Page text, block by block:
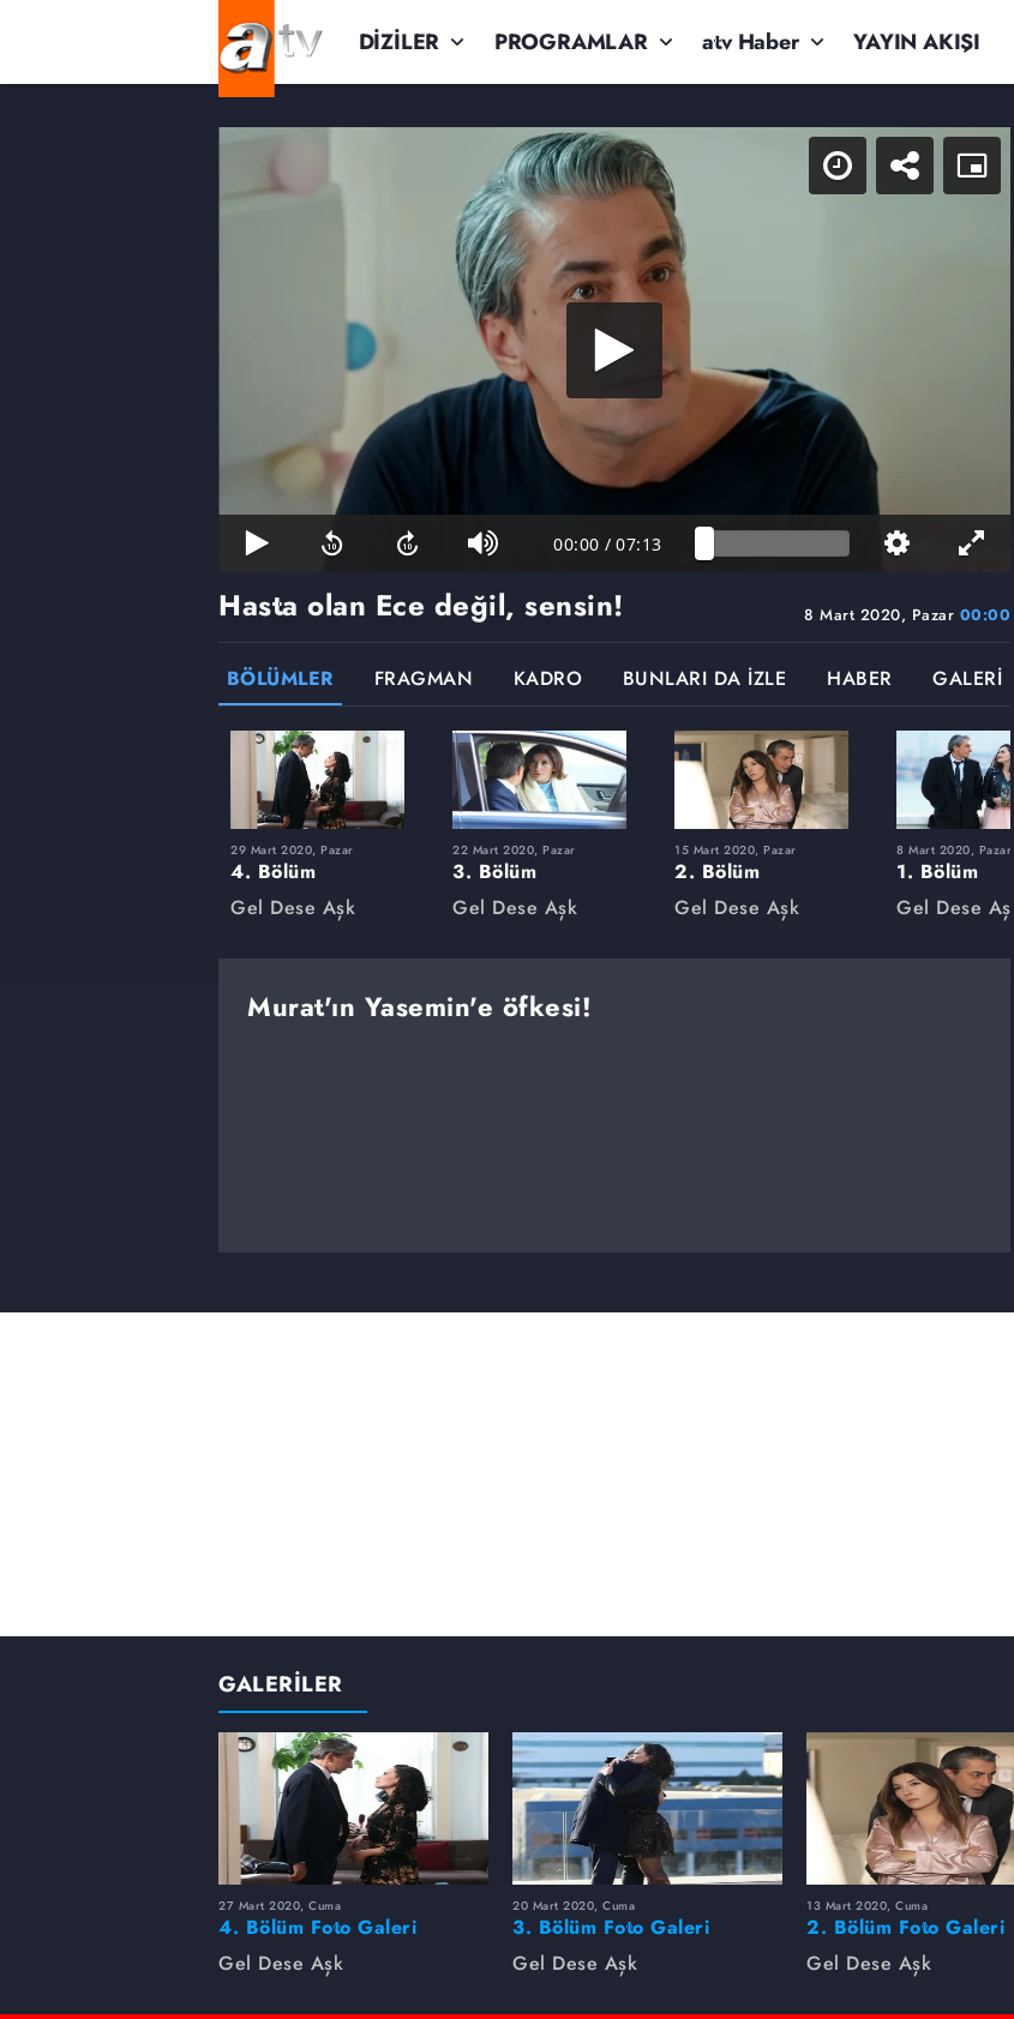
DİZİLER PROGRAMLAR atv Haber YAYIN AKIŞI
00:00 / 07:13
8 Mart 2020, Pazar 00:00
Hasta olan Ece değil, sensin!
BÖLÜMLER FRAGMAN KADRO BUNLARI DA İZLE HABER GALERİ
29 Mart 2020, Pazar
4. Bölüm
Gel Dese Aşk
22 Mart 2020, Pazar
3. Bölüm
Gel Dese Aşk
15 Mart 2020, Pazar
2. Bölüm
Gel Dese Aşk
8 Mart 2020, Pazar
1. Bölüm
Gel Dese Aşk
Murat'ın Yasemin'e öfkesi!
GALERİLER
27 Mart 2020, Cuma
4. Bölüm Foto Galeri
Gel Dese Aşk
20 Mart 2020, Cuma
3. Bölüm Foto Galeri
Gel Dese Aşk
13 Mart 2020, Cuma
2. Bölüm Foto Galeri
Gel Dese Aşk